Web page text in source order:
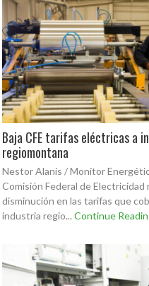
Baja CFE tarifas eléctricas a
regiomontana
Nestor Alanis / Monitor
Comisión Federal de
disminución en las tarifas que
industria regio... Continue